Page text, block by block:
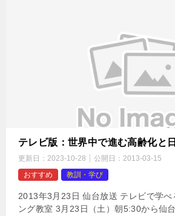
テレビ版：世界中で進む高齢化と
更新日： 2023-10-28 公開日： 2013-03-15
おすすめ
教訓・学び
2013年3月23日 仙台放送 テレビで学べ
ング教室 3月23日（土）朝5:30から仙